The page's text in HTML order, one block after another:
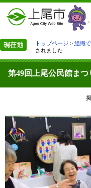
トップページ > 組織
されました
第49回上尾公民館ま
掲